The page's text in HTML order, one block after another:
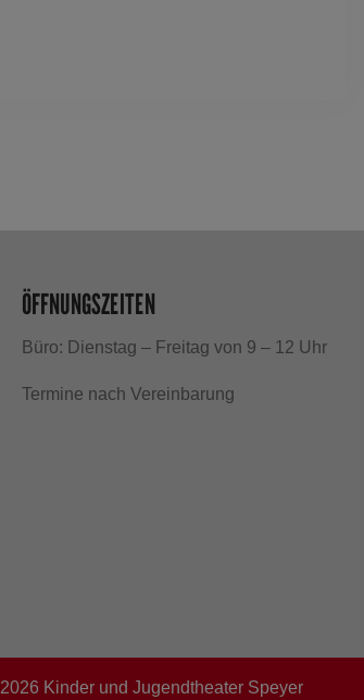
ÖFFNUNGSZEITEN
Büro: Dienstag – Freitag von 9 – 12 Uhr
Termine nach Vereinbarung
2026 Kinder und Jugendtheater Speyer